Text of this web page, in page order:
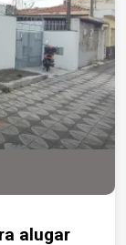
alugar